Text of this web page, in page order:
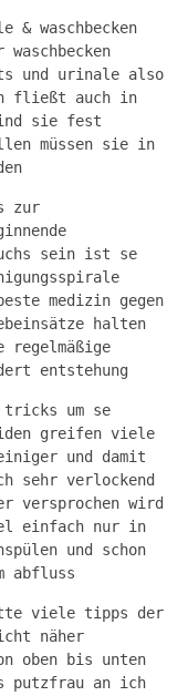
& waschbecken
und urinale also
fließt auch in
sie fest
müssen sie in
zur
sein ist se
medizin gegen
halten
regelmäßige
entstehung
um se
greifen viele
und damit
sehr verlockend
versprochen wird
einfach nur in
und schon
abfluss
viele tipps der
näher
oben bis unten
putzfrau an ich